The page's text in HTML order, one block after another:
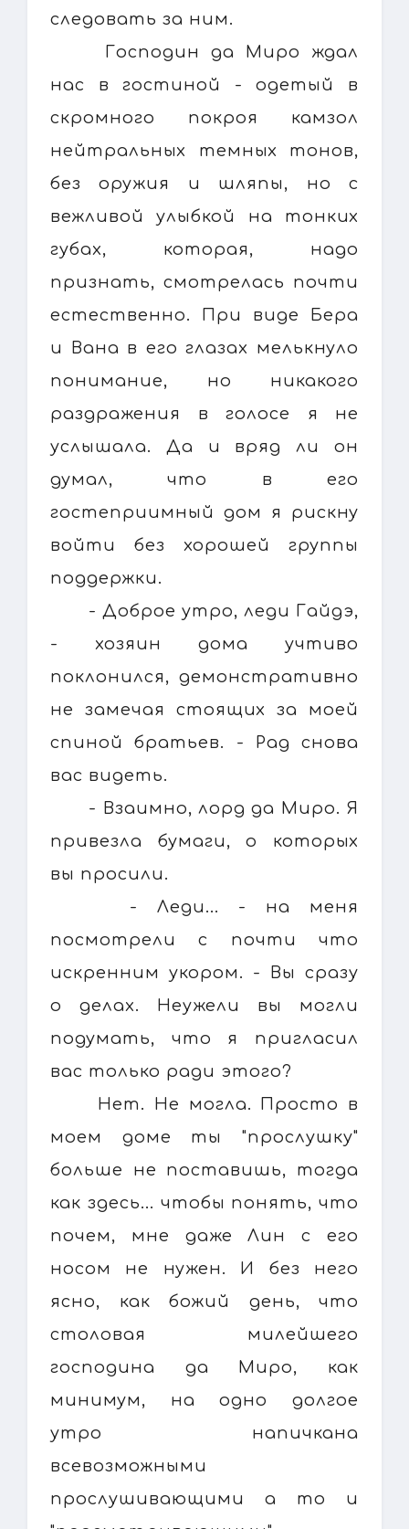
следовать за ним.
Господин да Миро ждал
нас в гостиной - одетый в
скромного покроя камзол
нейтральных темных тонов,
без оружия и шляпы, но с
вежливой улыбкой на тонких
губах, которая, надо
признать, смотрелась почти
естественно. При виде Бера
и Вана в его глазах мелькнуло
понимание, но никакого
раздражения в голосе я не
услышала. Да и вряд ли он
думал, что в его
гостеприимный дом я рискну
войти без хорошей группы
поддержки.
- Доброе утро, леди Гайдэ,
- хозяин дома учтиво
поклонился, демонстративно
не замечая стоящих за моей
спиной братьев. - Рад снова
вас видеть.
- Взаимно, лорд да Миро. Я
привезла бумаги, о которых
вы просили.
- Леди... - на меня
посмотрели с почти что
искренним укором. - Вы сразу
о делах. Неужели вы могли
подумать, что я пригласил
вас только ради этого?
Нет. Не могла. Просто в
моем доме ты "прослушку"
больше не поставишь, тогда
как здесь... чтобы понять, что
почем, мне даже Лин с его
носом не нужен. И без него
ясно, как божий день, что
столовая милейшего
господина да Миро, как
минимум, на одно долгое
утро напичкана
всевозможными
прослушивающими а то и